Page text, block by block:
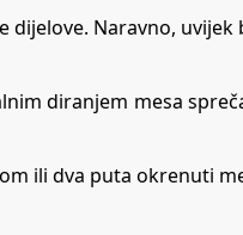
Naravno,
diranjem mesa
ili dva puta okrenuti